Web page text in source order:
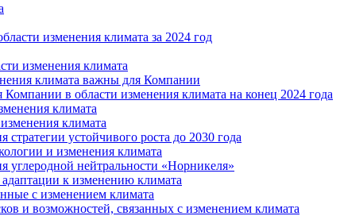
изменения климата за 2024 год
изменения климата
климата важны для Компании
Компании в области изменения климата на конец 2024 года
климата
климата
устойчивого роста до 2030 года
и изменения климата
углеродной нейтральности «Норникеля»
к изменению климата
с изменением климата
и возможностей, связанных с изменением климата